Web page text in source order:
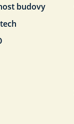
budovy